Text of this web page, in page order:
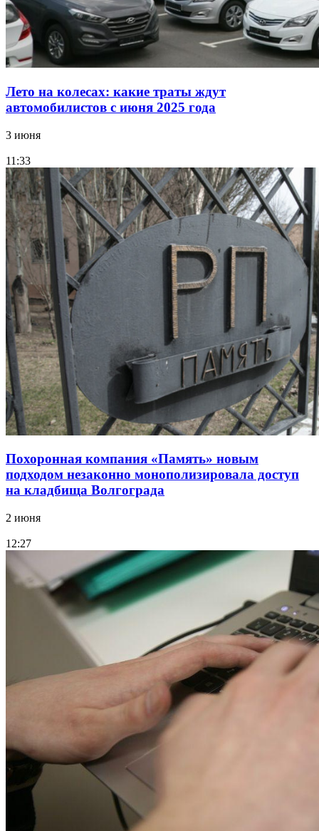
Лето на колесах: какие траты ждут
автомобилистов с июня 2025 года
3 июня
11:33
Похоронная компания «Память» новым
подходом незаконно монополизировала доступ
на кладбища Волгограда
2 июня
12:27